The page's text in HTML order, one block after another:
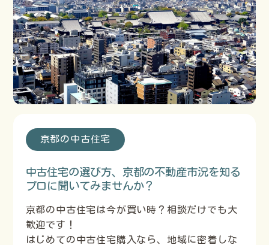
京都の中古住宅
中古住宅の選び方、京都の不動産市況を知る
プロに聞いてみませんか？
京都の中古住宅は今が買い時？相談だけでも大
歓迎です！
はじめての中古住宅購入なら、地域に密着しな